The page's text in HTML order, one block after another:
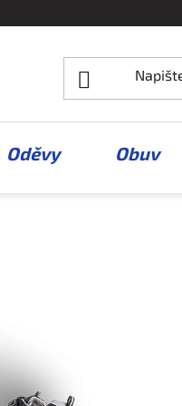
Oděvy Obuv